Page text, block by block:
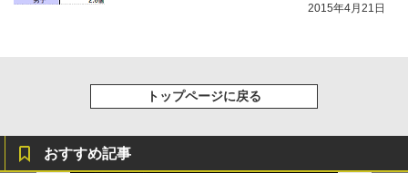
2015年4月21日
トップページに戻る
おすすめ記事